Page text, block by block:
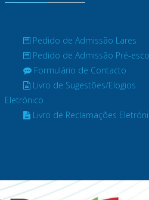
Pedido de Admissão Lares
Pedido de Admissão Pré-
Formulário de Contacto
Livro de Sugestões/Elogios
Eletrónico
Livro de Reclamações